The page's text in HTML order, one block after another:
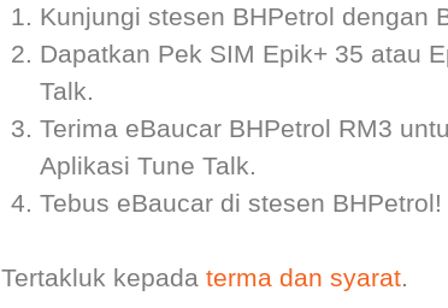
Kunjungi stesen BHPetrol dengan
Dapatkan Pek SIM Epik+ 35 atau
Talk.
Terima eBaucar BHPetrol RM3
Aplikasi Tune Talk.
Tebus eBaucar di stesen BHPetrol!
Tertakluk kepadaterma dan syarat.